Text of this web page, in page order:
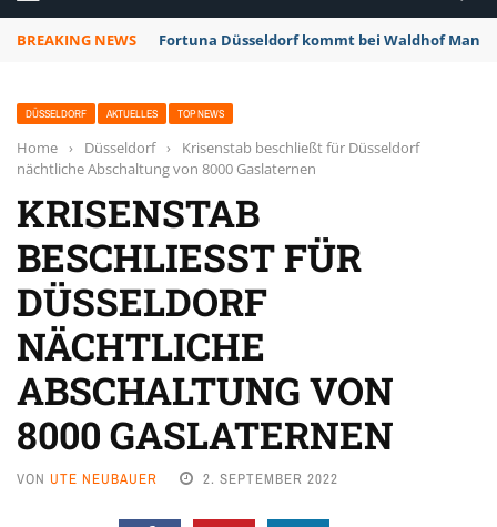
BREAKING NEWS Fortuna Düsseldorf kommt bei Waldhof
DÜSSELDORF AKTUELLES TOP NEWS
Home › Düsseldorf ›
Krisenstab beschließt für Düsseldorf
nächtliche Abschaltung von 8000 Gaslaternen
KRISENSTAB
BESCHLIESST FÜR D
ÜSSELDORF N
ÄCHTLICHE A
BSCHALTUNG VON 8
000 GASLATERNEN
VON UTE NEUBAUER 2. SEPTEMBER 2022